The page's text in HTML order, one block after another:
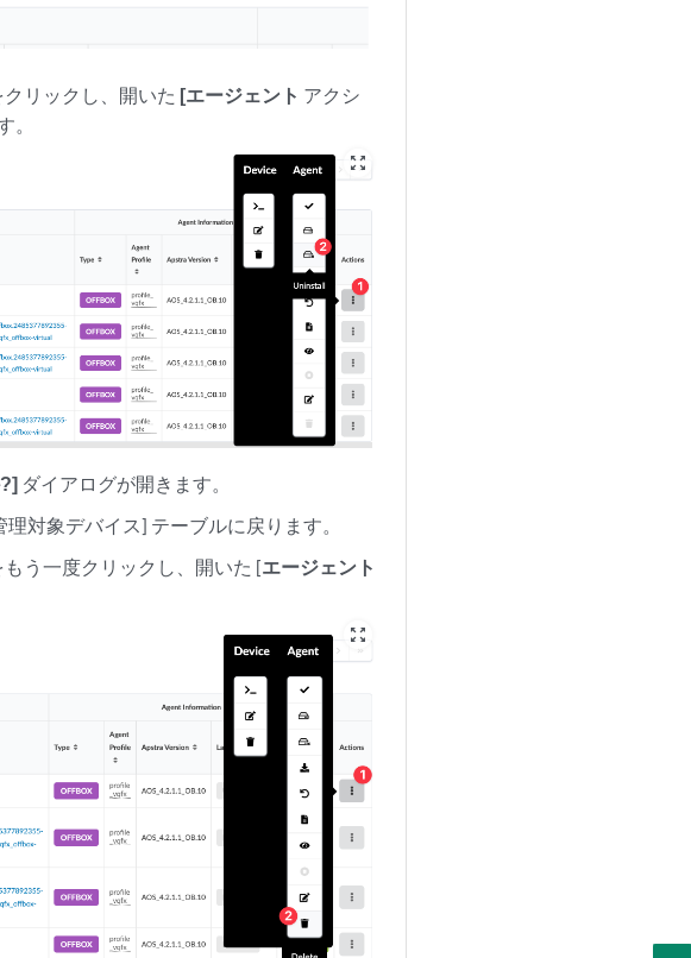
リックし、開いた [エージェント アクシ
。
zoom_out_map
ダイアログが開きます。
対象デバイス] テーブルに戻ります。
う一度クリックし、開いた [エージェント
zoom_out_map